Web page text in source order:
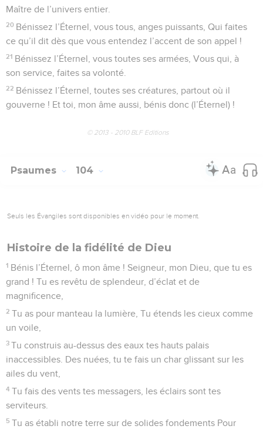
Maître de l’univers entier.
20 Bénissez l’Éternel, vous tous, anges puissants, Qui faites
ce qu’il dit dès que vous entendez l’accent de son appel !
21 Bénissez l’Éternel, vous toutes ses armées, Vous qui, à
son service, faites sa volonté.
22 Bénissez l’Éternel, toutes ses créatures, partout où il
gouverne ! Et toi, mon âme aussi, bénis donc (l’Éternel) !
© 2013 - 2010 BLF Editions
Psaumes 104
Seuls les Évangiles sont disponibles en vidéo pour le moment.
Histoire de la fidélité de Dieu
1 Bénis l’Éternel, ô mon âme ! Seigneur, mon Dieu, que tu es
grand ! Tu es revêtu de splendeur, d’éclat et de
magnificence,
2 Tu as pour manteau la lumière, Tu étends les cieux comme
un voile,
3 Tu construis au-dessus des eaux tes hauts palais
inaccessibles. Des nuées, tu te fais un char glissant sur les
ailes du vent,
4 Tu fais des vents tes messagers, les éclairs sont tes
serviteurs.
5 Tu as établi notre terre sur de solides fondements Pour